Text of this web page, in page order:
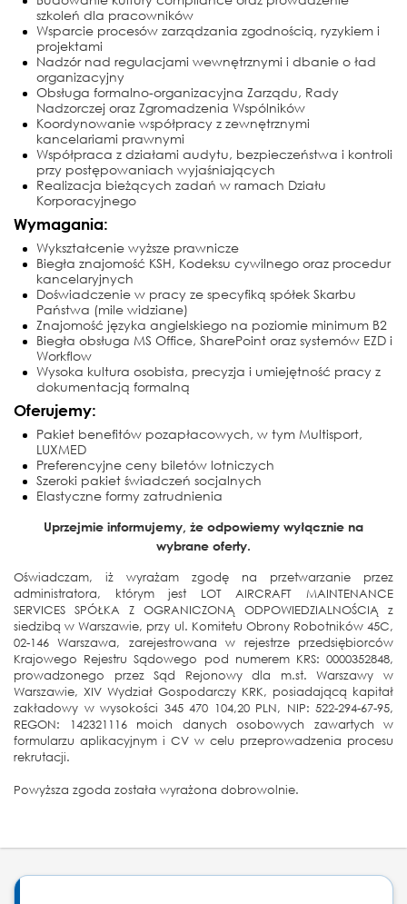
szkoleń dla pracowników
Wsparcie procesów zarządzania zgodnością, ryzykiem i
projektami
Nadzór nad regulacjami wewnętrznymi i dbanie o ład
organizacyjny
Obsługa formalno-organizacyjna Zarządu, Rady
Nadzorczej oraz Zgromadzenia Wspólników
Koordynowanie współpracy z zewnętrznymi
kancelariami prawnymi
Współpraca z działami audytu, bezpieczeństwa i kontroli
przy postępowaniach wyjaśniających
Realizacja bieżących zadań w ramach Działu
Korporacyjnego
Wymagania:
Wykształcenie wyższe prawnicze
Biegła znajomość KSH, Kodeksu cywilnego oraz procedur
kancelaryjnych
Doświadczenie w pracy ze specyfiką spółek Skarbu
Państwa (mile widziane)
Znajomość języka angielskiego na poziomie minimum B2
Biegła obsługa MS Office, SharePoint oraz systemów EZD i
Workflow
Wysoka kultura osobista, precyzja i umiejętność pracy z
dokumentacją formalną
Oferujemy:
Pakiet benefitów pozapłacowych, w tym Multisport,
LUXMED
Preferencyjne ceny biletów lotniczych
Szeroki pakiet świadczeń socjalnych
Elastyczne formy zatrudnienia
Uprzejmie informujemy, że odpowiemy wyłącznie na
wybrane oferty.
Oświadczam, iż wyrażam zgodę na przetwarzanie przez
administratora, którym jest LOT AIRCRAFT MAINTENANCE
SERVICES SPÓŁKA Z OGRANICZONĄ ODPOWIEDZIALNOŚCIĄ z
siedzibą w Warszawie, przy ul. Komitetu Obrony Robotników 45C,
02-146 Warszawa, zarejestrowana w rejestrze przedsiębiorców
Krajowego Rejestru Sądowego pod numerem KRS: 0000352848,
prowadzonego przez Sąd Rejonowy dla m.st. Warszawy w
Warszawie, XIV Wydział Gospodarczy KRK, posiadającą kapitał
zakładowy w wysokości 345 470 104,20 PLN, NIP: 522-294-67-95,
REGON: 142321116 moich danych osobowych zawartych w
formularzu aplikacyjnym i CV w celu przeprowadzenia procesu
rekrutacji.
Powyższa zgoda została wyrażona dobrowolnie.